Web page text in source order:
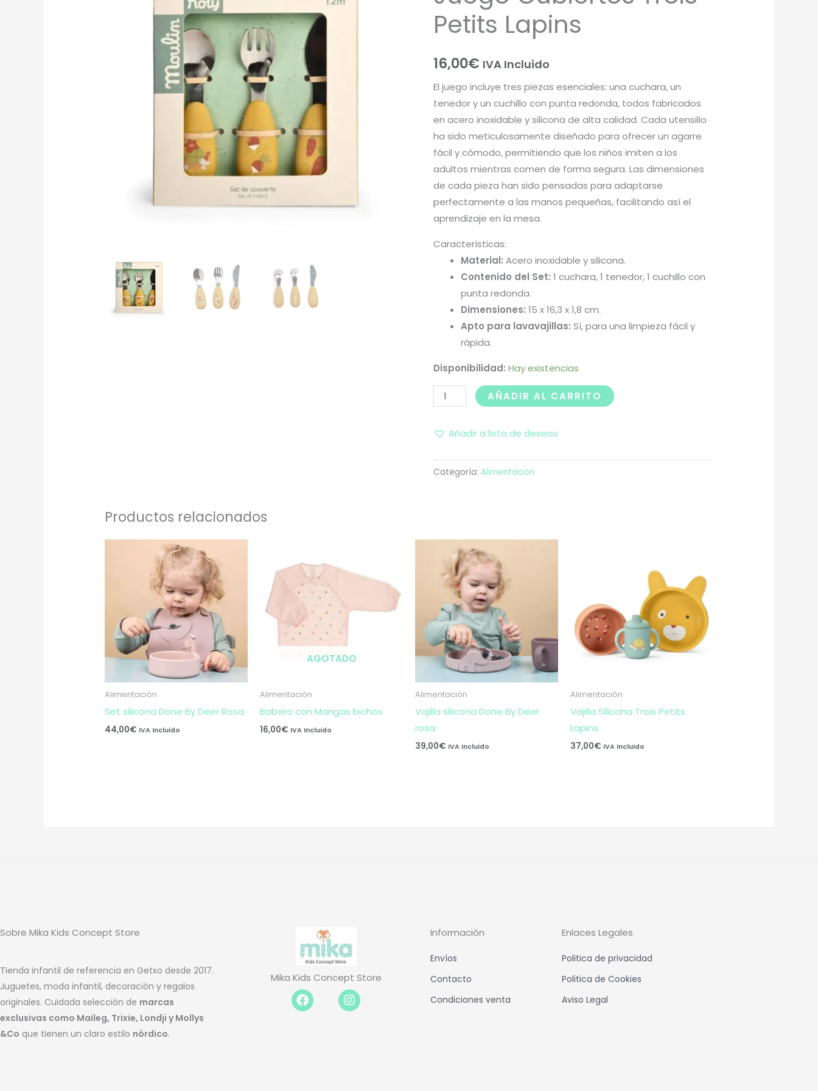
Petits Lapins
16,00€ IVA Incluido
El juego incluye tres piezas esenciales: una cuchara, un
tenedor y un cuchillo con punta redonda, todos fabricados
en acero inoxidable y silicona de alta calidad. Cada utensilio
ha sido meticulosamente diseñado para ofrecer un agarre
fácil y cómodo, permitiendo que los niños imiten a los
adultos mientras comen de forma segura. Las dimensiones
de cada pieza han sido pensadas para adaptarse
perfectamente a las manos pequeñas, facilitando así el
aprendizaje en la mesa.
Características:
Material: Acero inoxidable y silicona.
Contenido del Set: 1 cuchara, 1 tenedor, 1 cuchillo con
punta redonda.
Dimensiones: 15 x 16,3 x 1,8 cm.
Apto para lavavajillas: Sí, para una limpieza fácil y
rápida.
Disponibilidad: Hay existencias
cantidad
AÑADIR AL CARRITO
Añadir a lista de deseos
Categoría: Alimentación
Productos relacionados
Alimentación
Set silicona Done By Deer Rosa
44,00€ IVA Incluido
AGOTADO
Alimentación
Babero con Mangas bichos
16,00€ IVA Incluido
Alimentación
Vajilla silicona Done By Deer
rosa
39,00€ IVA Incluido
Alimentación
Vajilla Silicona Trois Petits
Lapins
37,00€ IVA Incluido
Sobre Mika Kids Concept Store
Tienda infantil de referencia en Getxo desde 2017.
Juguetes, moda infantil, decoración y regalos
originales. Cuidada selección de marcas
exclusivas como Maileg, Trixie, Londji y Mollys
&Co que tienen un claro estilo nórdico.
Mika Kids Concept Store
Facebook-
f
Instagram
Información
Envíos
Contacto
Condiciones venta
Enlaces Legales
Politica de privacidad
Politica de Cookies
Aviso Legal